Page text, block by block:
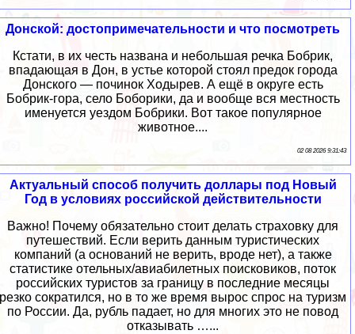
Донской: достопримечательности и что посмотреть
Кстати, в их честь названа и небольшая речка Бобрик,
впадающая в Дон, в устье которой стоял предок города
Донского — починок Ходырев. А ещё в округе есть
Бобрик-гора, село Боборики, да и вообще вся местность
именуется уездом Бобрики. Вот такое популярное
животное....
02 08 2026 9:31:43
Актуальный способ получить доллары под Новый
Год в условиях российской действительности
Важно! Почему обязательно стоит делать страховку для
путешествий. Если верить данным туристических
компаний (а оснований не верить, вроде нет), а также
статистике отельных/авиабилетных поисковиков, поток
российских туристов за границу в последние месяцы
резко сократился, но в то же время вырос спрос на туризм
по России. Да, рубль падает, но для многих это не повод
отказывать …...